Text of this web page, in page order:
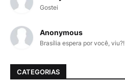
Gostei
Anonymous
Brasília espera por você, viu?!
CATEGORIAS